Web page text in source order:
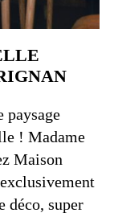
paysage
! Madame
Maison
déco, super